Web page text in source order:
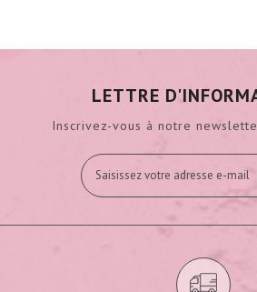
LETTRE
Inscrivez-vous à notre